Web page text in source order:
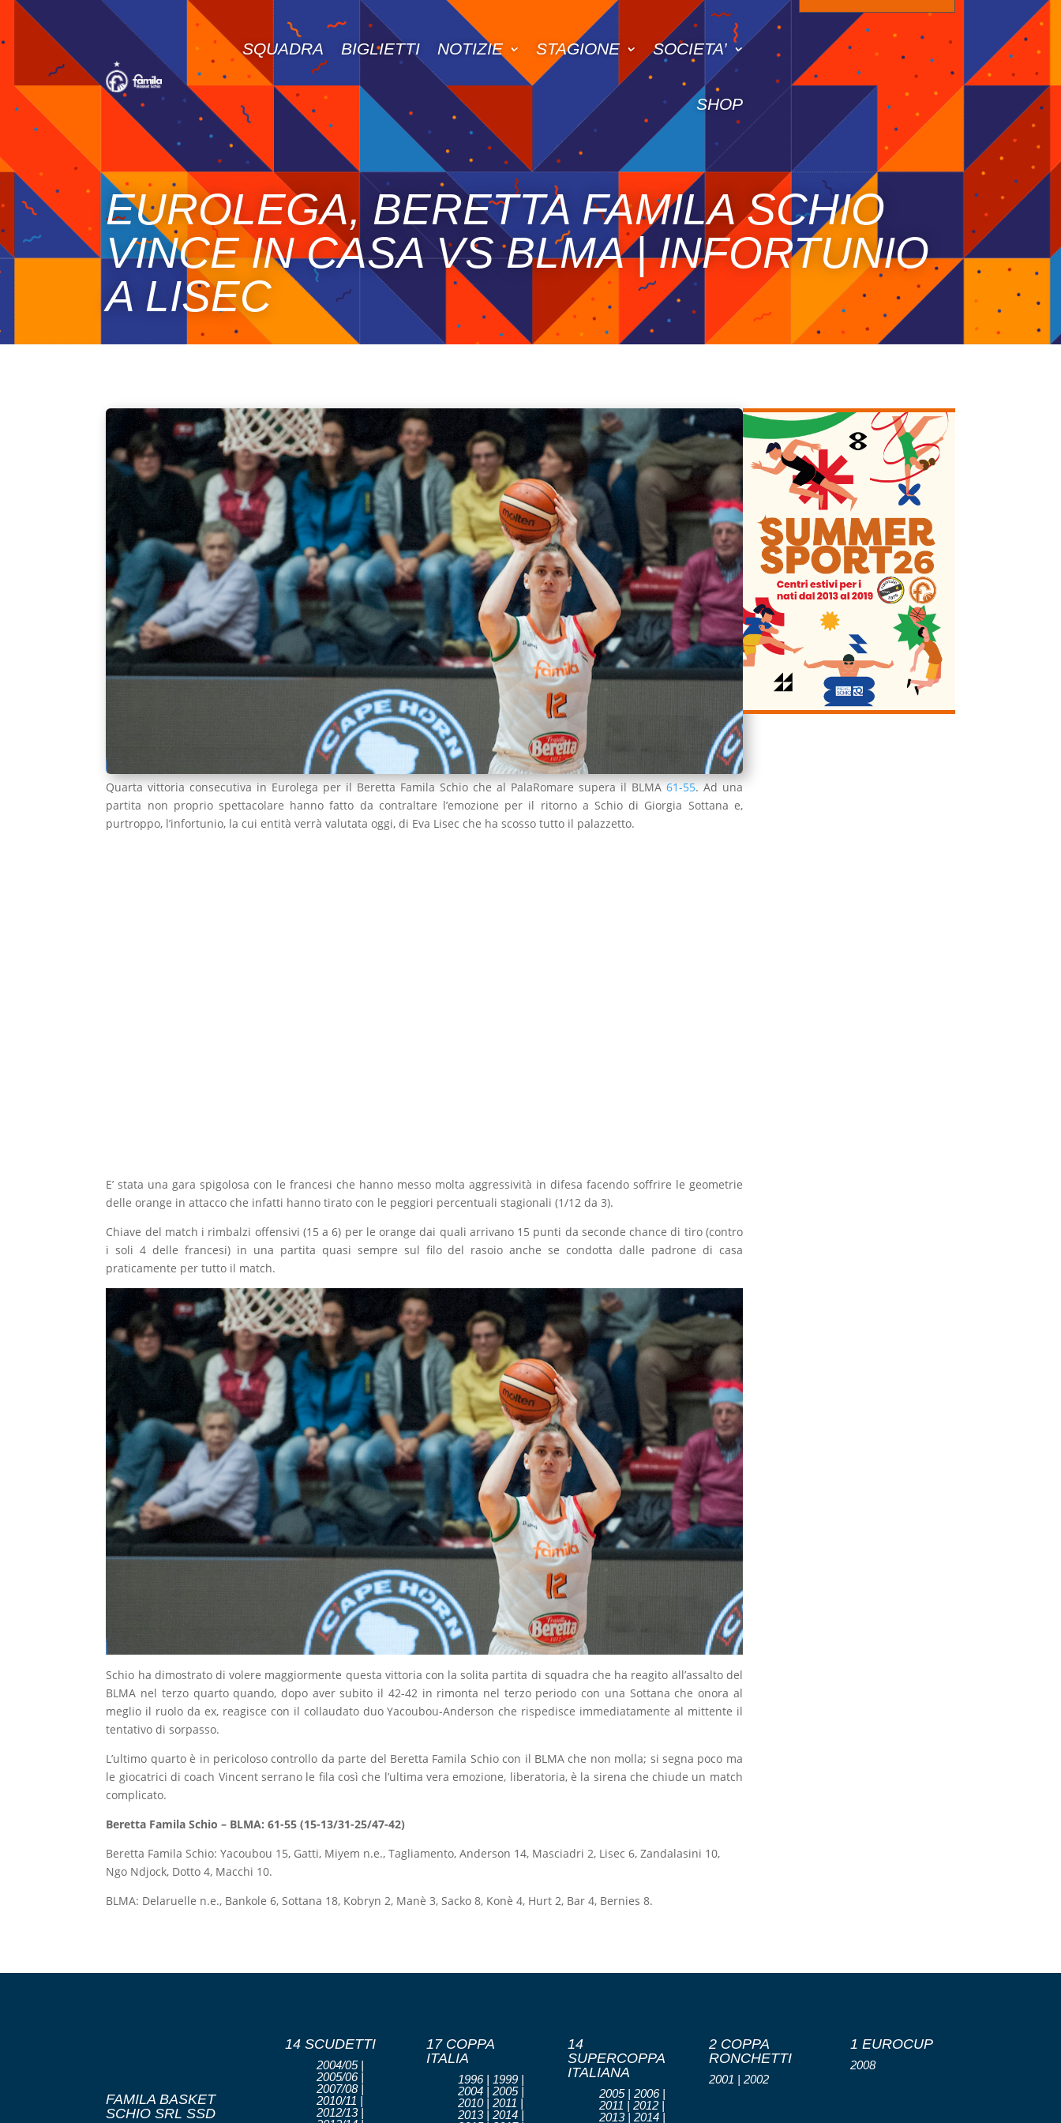
SQUADRA BIGLIETTI NOTIZIE STAGIONE SOCIETA’
SHOP
EUROLEGA, BERETTA FAMILA SCHIO
VINCE IN CASA VS BLMA | INFORTUNIO
A LISEC
Quarta vittoria consecutiva in Eurolega per il Beretta Famila Schio che al PalaRomare supera il BLMA 61-55. Ad una
partita non proprio spettacolare hanno fatto da contraltare l’emozione per il ritorno a Schio di Giorgia Sottana e,
purtroppo, l’infortunio, la cui entità verrà valutata oggi, di Eva Lisec che ha scosso tutto il palazzetto.
E’ stata una gara spigolosa con le francesi che hanno messo molta aggressività in difesa facendo soffrire le geometrie
delle orange in attacco che infatti hanno tirato con le peggiori percentuali stagionali (1/12 da 3).
Chiave del match i rimbalzi offensivi (15 a 6) per le orange dai quali arrivano 15 punti da seconde chance di tiro (contro
i soli 4 delle francesi) in una partita quasi sempre sul filo del rasoio anche se condotta dalle padrone di casa
praticamente per tutto il match.
Schio ha dimostrato di volere maggiormente questa vittoria con la solita partita di squadra che ha reagito all’assalto del
BLMA nel terzo quarto quando, dopo aver subito il 42-42 in rimonta nel terzo periodo con una Sottana che onora al
meglio il ruolo da ex, reagisce con il collaudato duo Yacoubou-Anderson che rispedisce immediatamente al mittente il
tentativo di sorpasso.
L’ultimo quarto è in pericoloso controllo da parte del Beretta Famila Schio con il BLMA che non molla; si segna poco ma
le giocatrici di coach Vincent serrano le fila così che l’ultima vera emozione, liberatoria, è la sirena che chiude un match
complicato.
Beretta Famila Schio – BLMA: 61-55 (15-13/31-25/47-42)
Beretta Famila Schio: Yacoubou 15, Gatti, Miyem n.e., Tagliamento, Anderson 14, Masciadri 2, Lisec 6, Zandalasini 10,
Ngo Ndjock, Dotto 4, Macchi 10.
BLMA: Delaruelle n.e., Bankole 6, Sottana 18, Kobryn 2, Manè 3, Sacko 8, Konè 4, Hurt 2, Bar 4, Bernies 8.
FAMILA BASKET
SCHIO SRL SSD
14 SCUDETTI
2004/05 |
2005/06 |
2007/08 |
2010/11 |
2012/13 |
17 COPPA
ITALIA
1996 | 1999 |
2004 | 2005 |
2010 | 2011 |
2013 | 2014 |
14
SUPERCOPPA
ITALIANA
2005 | 2006 |
2011 | 2012 |
2013 | 2014 |
2 COPPA
RONCHETTI
2001 | 2002
1 EUROCUP
2008